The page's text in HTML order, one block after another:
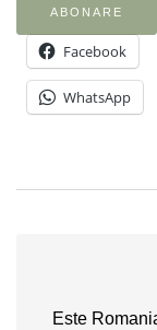
Facebook
WhatsApp
Este